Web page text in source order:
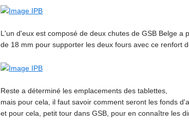
L'un d'eux est composé de deux chutes de GSB Belge a
de 18 mm pour supporter les deux fours avec ce renfort
Reste a déterminé les emplacements des tablettes,
mais pour cela, il faut savoir comment seront les fonds
et pour cela, petit tour dans GSB, pour en connaître les